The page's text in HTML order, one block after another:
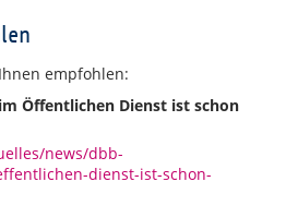
empfohlen:
Öffentlichen Dienst ist schon
news/dbb-
dienst-ist-schon-